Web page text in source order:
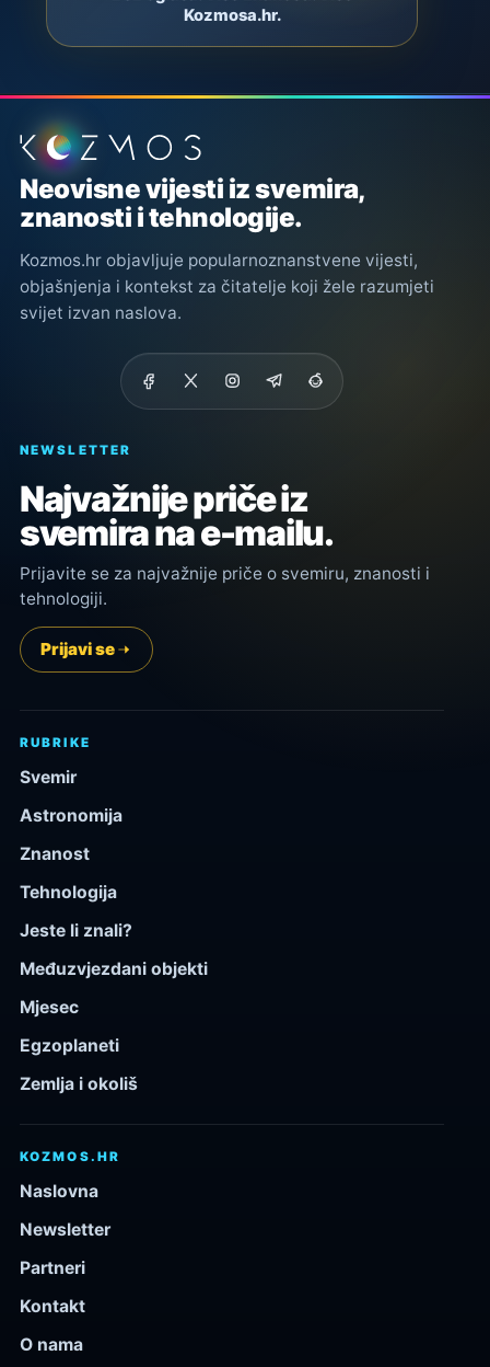
Kozmosa.hr.
Podnožje stranice
Neovisne vijesti iz svemira,
znanosti i tehnologije.
Kozmos.hr objavljuje popularnoznanstvene vijesti,
objašnjenja i kontekst za čitatelje koji žele razumjeti
svijet izvan naslova.
NEWSLETTER
Najvažnije priče iz
svemira na e-mailu.
Prijavite se za najvažnije priče o svemiru, znanosti i
tehnologiji.
Prijavi se
RUBRIKE
Svemir
Astronomija
Znanost
Tehnologija
Jeste li znali?
Međuzvjezdani objekti
Mjesec
Egzoplaneti
Zemlja i okoliš
KOZMOS.HR
Naslovna
Newsletter
Partneri
Kontakt
O nama